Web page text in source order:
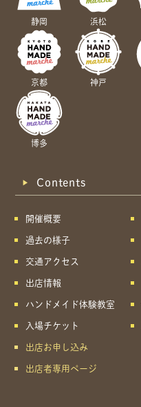
静岡 浜松
京都 神戸
博多
Contents
開催概要
過去の様子
交通アクセス
出店情報
ハンドメイド体験教室
入場チケット
出店お申し込み
出店者専用ページ